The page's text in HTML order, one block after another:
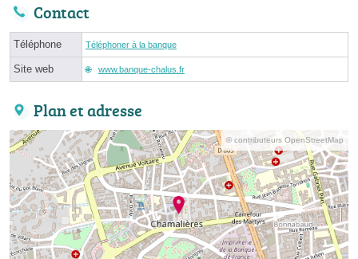
Contact
Téléphone Téléphoner à la banque
Site web www.banque-chalus.fr
Plan et adresse
© contributeurs OpenStreetMap